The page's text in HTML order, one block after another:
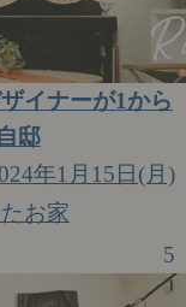
イナーが1から
邸
年1月15日(月)
お家
5